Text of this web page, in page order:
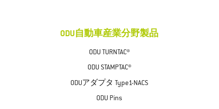
ODU自動車産業分野製品
ODU TURNTAC®
ODU STAMPTAC®
ODUアダプタ Type1-NACS
ODU Pins